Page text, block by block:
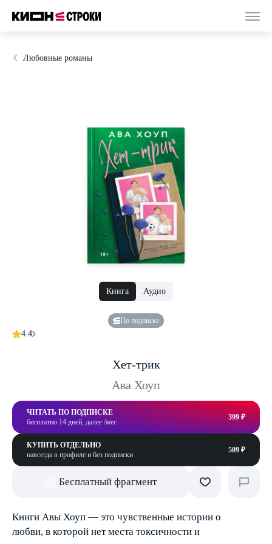
Любовные романы
Книга Аудио
По подписке
4.4
Хет-трик
Ава Хоуп
ЧИТАТЬ ПО ПОДПИСКЕ
бесплатно 14 дней, далее /мес
399 ₽
КУПИТЬ ОТДЕЛЬНО
навсегда в профиле и без подписки
509 ₽
Бесплатный фрагмент
Книги Авы Хоуп — это чувственные истории о
любви, в которой нет места токсичности и